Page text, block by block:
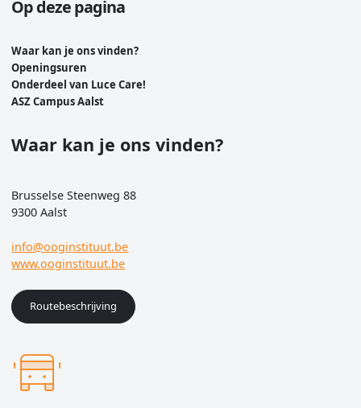
Op deze pagina
Waar kan je ons vinden?
Openingsuren
Onderdeel van Luce Care!
ASZ Campus Aalst
Waar kan je ons vinden?
Brusselse Steenweg 88
9300 Aalst
info@ooginstituut.be
www.ooginstituut.be
Routebeschrijving